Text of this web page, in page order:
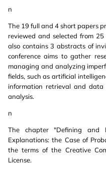
n
The 19 full and 4 short papers
reviewed and selected from
also contains 3 abstracts of
conference aims to gather
managing and analyzing
fields, such as artificial
information retrieval and
analysis.
n
The chapter "Defining and
Explanations: the Case of
the terms of the Creative
License.